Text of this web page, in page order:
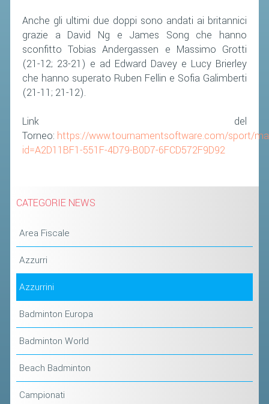
Anche gli ultimi due doppi sono andati ai britannici
grazie a David Ng e James Song che hanno
sconfitto Tobias Andergassen e Massimo Grotti
(21-12; 23-21) e ad Edward Davey e Lucy Brierley
che hanno superato Ruben Fellin e Sofia Galimberti
(21-11; 21-12).
Link del
Torneo: https://www.tournamentsoftware.com/sport/
id=A2D11BF1-551F-4D79-B0D7-6FCD572F9D92
CATEGORIE NEWS
Area Fiscale
Azzurri
Azzurrini
Badminton Europa
Badminton World
Beach Badminton
Campionati